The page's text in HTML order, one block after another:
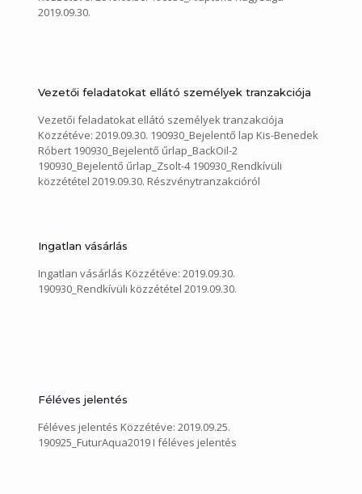
2019.09.30.
Vezetői feladatokat ellátó személyek tranzakciója
Vezetői feladatokat ellátó személyek tranzakciója
Közzétéve: 2019.09.30. 190930_Bejelentő lap Kis-Benedek
Róbert 190930_Bejelentő űrlap_BackOil-2
190930_Bejelentő űrlap_Zsolt-4 190930_Rendkívüli
közzététel 2019.09.30. Részvénytranzakcióról
Ingatlan vásárlás
Ingatlan vásárlás Közzétéve: 2019.09.30.
190930_Rendkívüli közzététel 2019.09.30.
Féléves jelentés
Féléves jelentés Közzétéve: 2019.09.25.
190925_FuturAqua2019 I féléves jelentés